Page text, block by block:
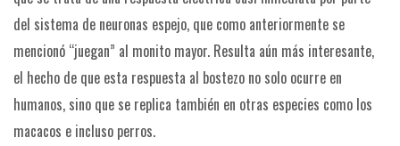
del sistema de neuronas espejo, que como anteriormente se
mencionó “juegan” al monito mayor. Resulta aún más interesante,
el hecho de que esta respuesta al bostezo no solo ocurre en
humanos, sino que se replica también en otras especies como los
macacos e incluso perros.